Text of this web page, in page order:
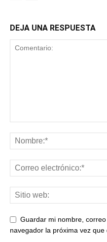
DEJA UNA RESPUESTA
Guardar mi nombre,
navegador la próxima vez que